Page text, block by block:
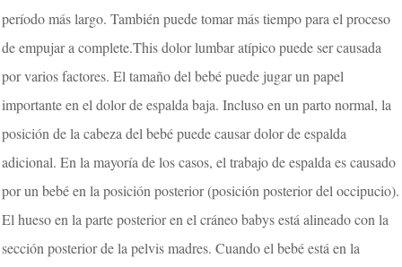
período más largo. También puede tomar más tiempo para el proceso
de empujar a complete.This dolor lumbar atípico puede ser causada
por varios factores. El tamaño del bebé puede jugar un papel
importante en el dolor de espalda baja. Incluso en un parto normal, la
posición de la cabeza del bebé puede causar dolor de espalda
adicional. En la mayoría de los casos, el trabajo de espalda es causado
por un bebé en la posición posterior (posición posterior del occipucio).
El hueso en la parte posterior en el cráneo babys está alineado con la
sección posterior de la pelvis madres. Cuando el bebé está en la